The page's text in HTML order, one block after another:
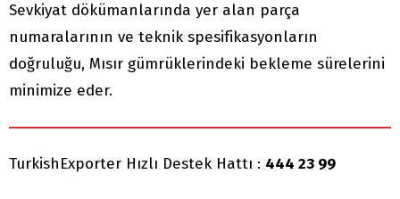
Sevkiyat dökümanlarında yer alan parça
numaralarının ve teknik spesifikasyonların
doğruluğu, Mısır gümrüklerindeki bekleme sürelerini
minimize eder.
TurkishExporter Hızlı Destek Hattı : 444 23 99